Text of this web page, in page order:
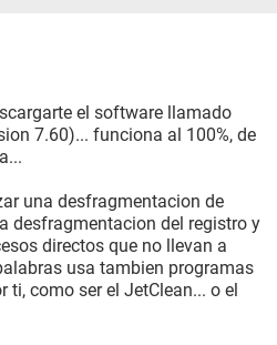
el software llamado
7.60)... funciona al 100%, de
una desfragmentacion de
desfragmentacion del registro y
directos que no llevan a
usa tambien programas
ti, como ser el JetClean... o el